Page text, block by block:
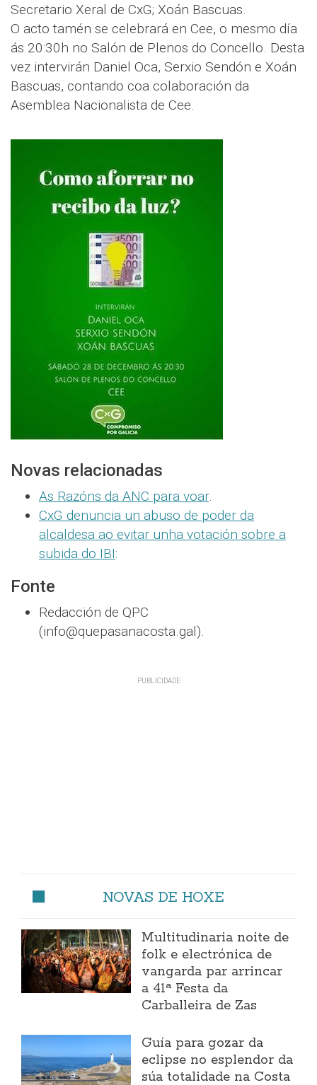
Secretario Xeral de CxG; Xoán Bascuas.
O acto tamén se celebrará en Cee, o mesmo día
ás 20:30h no Salón de Plenos do Concello. Desta
vez intervirán Daniel Oca, Serxio Sendón e Xoán
Bascuas, contando coa colaboración da
Asemblea Nacionalista de Cee.
Novas relacionadas
As Razóns da ANC para voar.
CxG denuncia un abuso de poder da
alcaldesa ao evitar unha votación sobre a
subida do IBI:
Fonte
Redacción de QPC
(info@quepasanacosta.gal).
NOVAS DE HOXE
Multitudinaria noite de
folk e electrónica de
vangarda par arrincar
a 41ª Festa da
Carballeira de Zas
Guía para gozar da
eclipse no esplendor da
súa totalidade na Costa